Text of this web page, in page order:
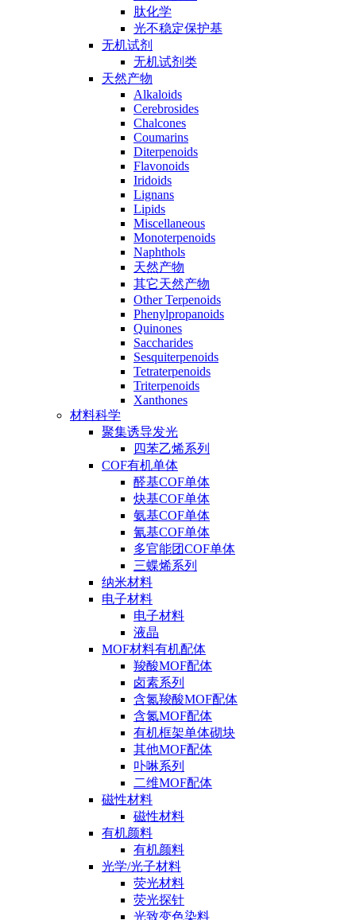
肽化学
光不稳定保护基
无机试剂
无机试剂类
天然产物
Alkaloids
Cerebrosides
Chalcones
Coumarins
Diterpenoids
Flavonoids
Iridoids
Lignans
Lipids
Miscellaneous
Monoterpenoids
Naphthols
天然产物
其它天然产物
Other Terpenoids
Phenylpropanoids
Quinones
Saccharides
Sesquiterpenoids
Tetraterpenoids
Triterpenoids
Xanthones
材料科学
聚集诱导发光
四苯乙烯系列
COF有机单体
醛基COF单体
炔基COF单体
氨基COF单体
氰基COF单体
多官能团COF单体
三蝶烯系列
纳米材料
电子材料
电子材料
液晶
MOF材料有机配体
羧酸MOF配体
卤素系列
含氮羧酸MOF配体
含氮MOF配体
有机框架单体砌块
其他MOF配体
卟啉系列
二维MOF配体
磁性材料
磁性材料
有机颜料
有机颜料
光学/光子材料
荧光材料
荧光探针
光致变色染料